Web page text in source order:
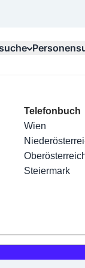
Kategorien
Friseur
Nägel
Haarentfernung
Make-Up
Top Branchen
Elektriker
Installateure
Maler & Lackierer
Branchen A-Z
Telefonbuch
Wien
Steiermark